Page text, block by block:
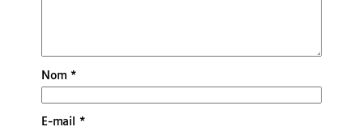
Nom*
E-mail*